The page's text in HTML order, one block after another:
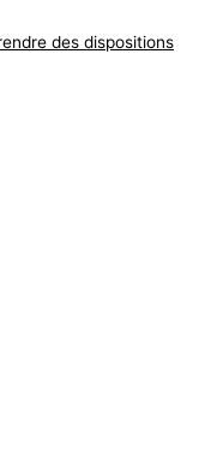
des dispositions